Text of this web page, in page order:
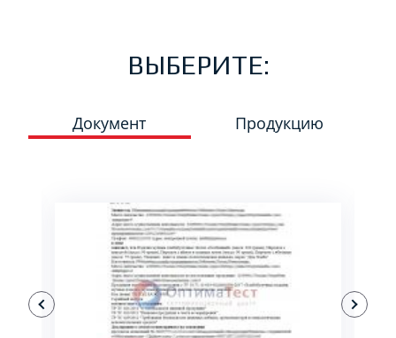
ВЫБЕРИТЕ:
Документ Продукцию
ПОДРОБНЕЕ